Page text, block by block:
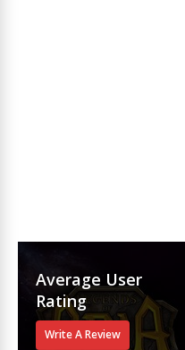
Average User
Rating
Write A Review